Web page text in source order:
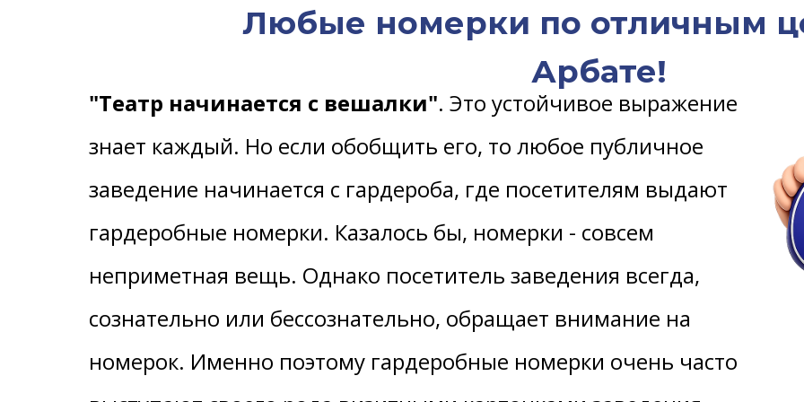
Любые номерки по отличным
Арбате!
"Театр начинается с вешалки". Это устойчивое выражение
знает каждый. Но если обобщить его, то любое публичное
заведение начинается с гардероба, где посетителям выдают
гардеробные номерки. Казалось бы, номерки - совсем
неприметная вещь. Однако посетитель заведения всегда,
сознательно или бессознательно, обращает внимание на
номерок. Именно поэтому гардеробные номерки очень часто